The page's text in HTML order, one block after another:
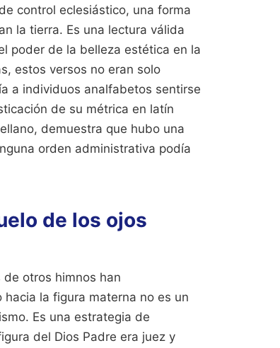
control eclesiástico, una forma
la tierra. Es una lectura válida
poder de la belleza estética en la
estos versos no eran solo
a individuos analfabetos sentirse
de su métrica en latín
demuestra que hubo una
orden administrativa podía
de los ojos
otros himnos han
la figura materna no es un
Es una estrategia de
del Dios Padre era juez y